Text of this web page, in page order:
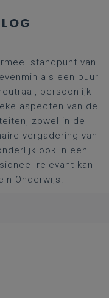
standpunt van
als een puur
persoonlijk
aspecten van de
zowel in de
vergadering van
ook in een
relevant kan
Onderwijs.